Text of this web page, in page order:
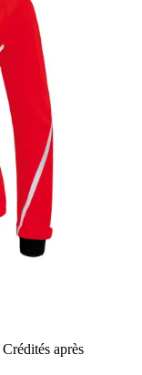
Crédités après